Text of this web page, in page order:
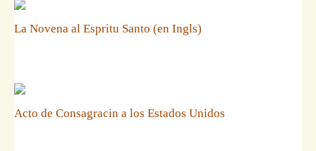
La Novena al Espritu Santo (en Ingls)
Acto de Consagracin a los Estados Unidos